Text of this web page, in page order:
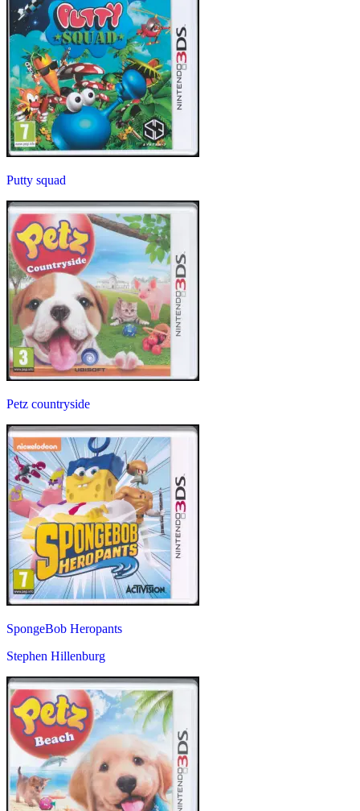
Putty squad
Petz countryside
SpongeBob Heropants
Stephen Hillenburg